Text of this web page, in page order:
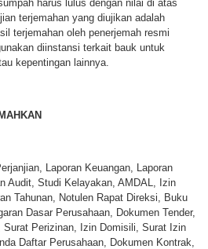
harus lulus dengan nilai di atas
terjemahan yang diujikan adalah
terjemahan oleh penerjemah resmi
diinstansi terkait bauk untuk
kepentingan lainnya.
Laporan Keuangan, Laporan
Audit, Studi Kelayakan, AMDAL, Izin
Tahunan, Notulen Rapat Direksi, Buku
Dasar Perusahaan, Dokumen Tender,
Surat Perizinan, Izin Domisili, Surat Izin
Daftar Perusahaan, Dokumen Kontrak,